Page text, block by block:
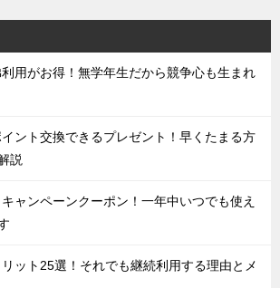
用がお得！無学年生だから競争心も生まれ
イント交換できるプレゼント！早くたまる方
説
ャンペーンクーポン！一年中いつでも使え
ット25選！それでも継続利用する理由とメ